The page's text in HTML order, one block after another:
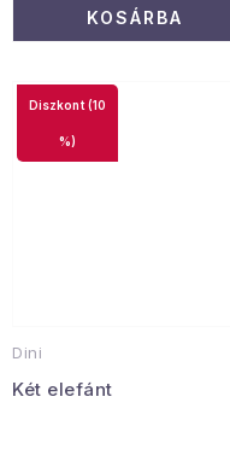
KOSÁRBA
Dini
Két elefánt
(10
%)